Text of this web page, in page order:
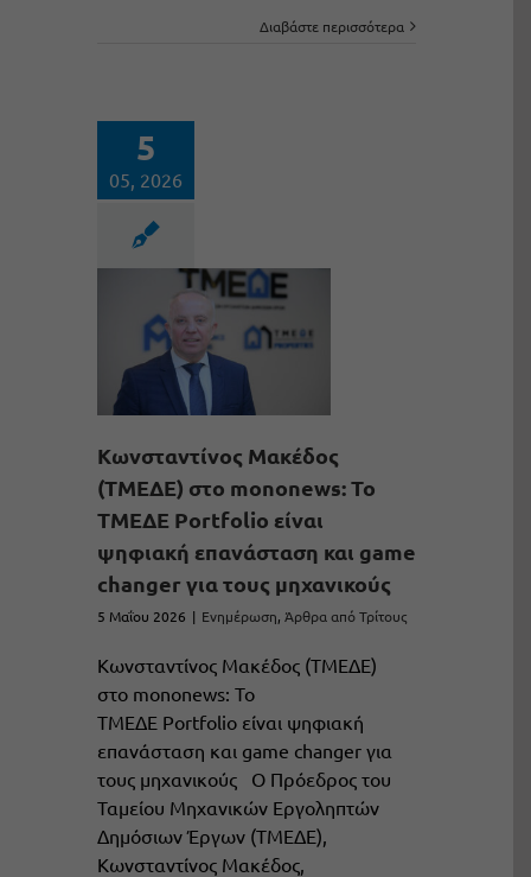
Διαβάστε περισσότερα
5
05, 2026
Kωνσταντίνος Μακέδος
(ΤΜΕΔΕ) στο mononews: Το
ΤΜΕΔΕ Portfolio είναι
ψηφιακή επανάσταση και game
changer για τους μηχανικούς
5 Μαΐου 2026 | Ενημέρωση, Άρθρα από Τρίτους
Kωνσταντίνος Μακέδος (ΤΜΕΔΕ)
στο mononews: Το
ΤΜΕΔΕ Portfolio είναι ψηφιακή
επανάσταση και game changer για
τους μηχανικούς Ο Πρόεδρος του
Ταμείου Μηχανικών Εργοληπτών
Δημόσιων Έργων (ΤΜΕΔΕ),
Κωνσταντίνος Μακέδος,